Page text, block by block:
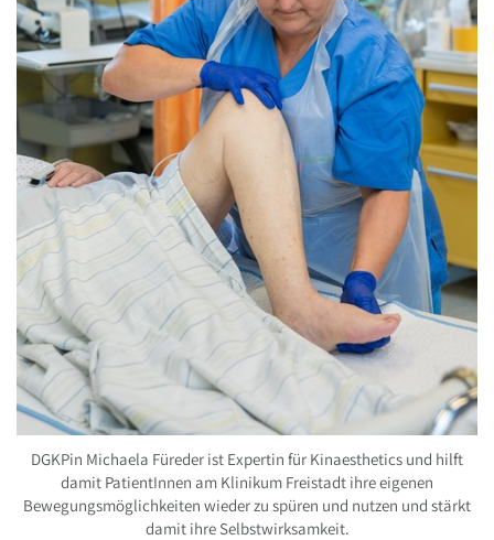
DGKPin Michaela Füreder ist Expertin für Kinaesthetics und hilft
damit PatientInnen am Klinikum Freistadt ihre eigenen
Bewegungsmöglichkeiten wieder zu spüren und nutzen und stärkt
damit ihre Selbstwirksamkeit.